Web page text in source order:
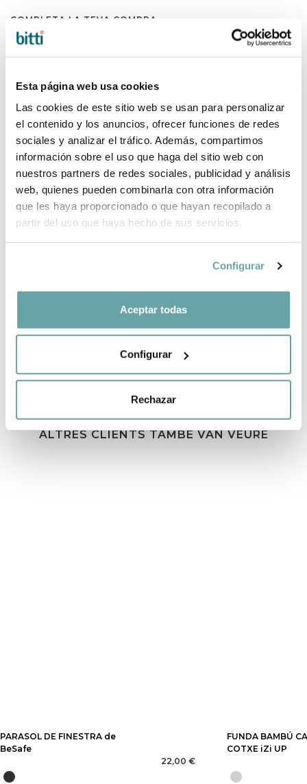
Esta página web usa cookies
Las cookies de este sitio web se usan para personalizar
el contenido y los anuncios, ofrecer funciones de redes
sociales y analizar el tráfico. Además, compartimos
información sobre el uso que haga del sitio web con
nuestros partners de redes sociales, publicidad y análisis
web, quienes pueden combinarla con otra información
que les haya proporcionado o que hayan recopilado a
partir del uso que haya hecho de sus servicios.
Configurar
Aceptar todas
Configurar
Rechazar
COMPLETA LA TEVA COMPRA
ALTRES CLIENTS TAMBÉ VAN VEURE
PARASOL DE FINESTRA de
BeSafe
22,00 €
FUNDA BAMBÚ
COTXE iZi UP